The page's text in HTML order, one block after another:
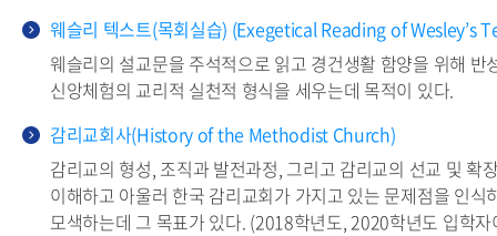
웨슬리 텍스트(목회실습) (Exegetical Reading of Wesley’s
웨슬리의 설교문을 주석적으로 읽고 경건생활 함양을 위해
신앙체험의 교리적 실천적 형식을 세우는데 목적이 있다.
감리교회사(History of the Methodist Church)
감리교의 형성, 조직과 발전과정, 그리고 감리교의 선교 및
이해하고 아울러 한국 감리교회가 가지고 있는 문제점을 인
모색하는데 그 목표가 있다. (2018학년도, 2020학년도 입학자